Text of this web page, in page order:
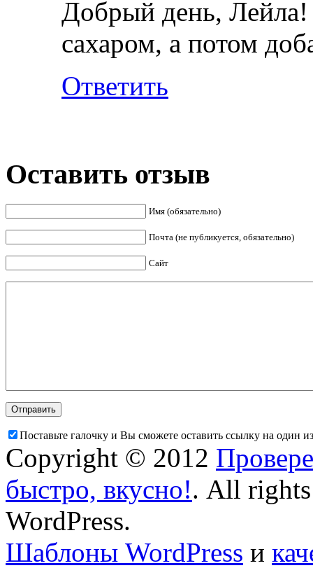
Добрый день, Лейла!
сахаром, а потом
Ответить
Оставить отзыв
Имя (обязательно)
Почта (не публикуется, обязательно)
Сайт
Поставьте галочку и Вы сможете оставить ссылку на один
Copyright © 2012
быстро, вкусно!. All rights
WordPress.
Шаблоны WordPress и